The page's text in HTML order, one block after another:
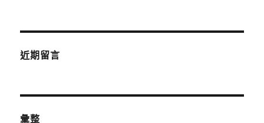
近期留言
彙整